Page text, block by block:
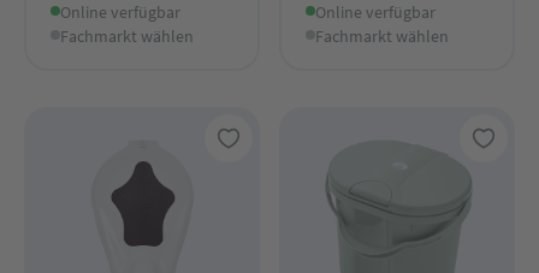
Online verfügbar
Fachmarkt wählen
Online verfügbar
Fachmarkt wählen